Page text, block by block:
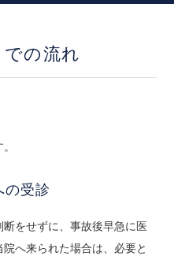
の流れ
の受診
断をせずに、事故後早急に医
へ来られた場合は、必要と